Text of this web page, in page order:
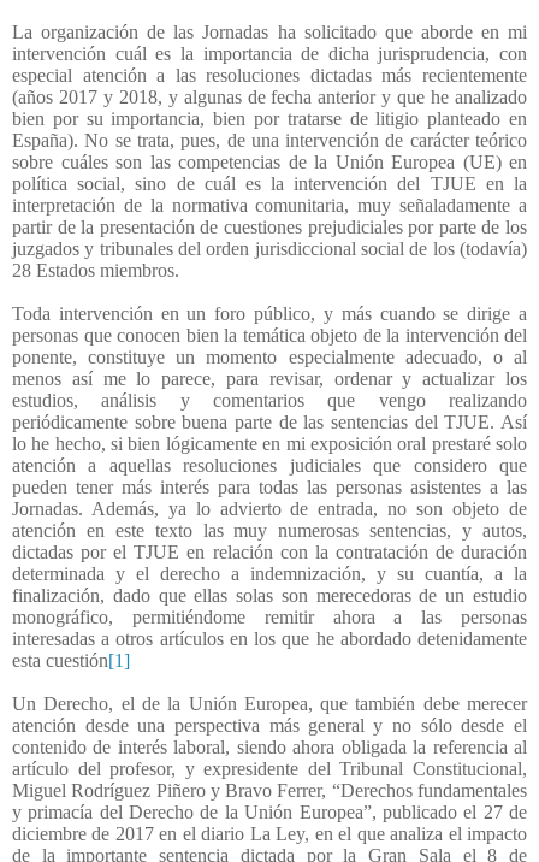
La organización de las Jornadas ha solicitado que aborde en mi
intervención cuál es la importancia de dicha jurisprudencia, con
especial atención a las resoluciones dictadas más recientemente
(años 2017 y 2018, y algunas de fecha anterior y que he analizado
bien por su importancia, bien por tratarse de litigio planteado en
España). No se trata, pues, de una intervención de carácter teórico
sobre cuáles son las competencias de la Unión Europea (UE) en
política social, sino de cuál es la intervención del TJUE en la
interpretación de la normativa comunitaria, muy señaladamente a
partir de la presentación de cuestiones prejudiciales por parte de los
juzgados y tribunales del orden jurisdiccional social de los (todavía)
28 Estados miembros.
Toda intervención en un foro público, y más cuando se dirige a
personas que conocen bien la temática objeto de la intervención del
ponente, constituye un momento especialmente adecuado, o al
menos así me lo parece, para revisar, ordenar y actualizar los
estudios, análisis y comentarios que vengo realizando
periódicamente sobre buena parte de las sentencias del TJUE. Así
lo he hecho, si bien lógicamente en mi exposición oral prestaré solo
atención a aquellas resoluciones judiciales que considero que
pueden tener más interés para todas las personas asistentes a las
Jornadas. Además, ya lo advierto de entrada, no son objeto de
atención en este texto las muy numerosas sentencias, y autos,
dictadas por el TJUE en relación con la contratación de duración
determinada y el derecho a indemnización, y su cuantía, a la
finalización, dado que ellas solas son merecedoras de un estudio
monográfico, permitiéndome remitir ahora a las personas
interesadas a otros artículos en los que he abordado detenidamente
esta cuestión[1]
Un Derecho, el de la Unión Europea, que también debe merecer
atención desde una perspectiva más general y no sólo desde el
contenido de interés laboral, siendo ahora obligada la referencia al
artículo del profesor, y expresidente del Tribunal Constitucional,
Miguel Rodríguez Piñero y Bravo Ferrer, “Derechos fundamentales
y primacía del Derecho de la Unión Europea”, publicado el 27 de
diciembre de 2017 en el diario La Ley, en el que analiza el impacto
de la importante sentencia dictada por la Gran Sala el 8 de